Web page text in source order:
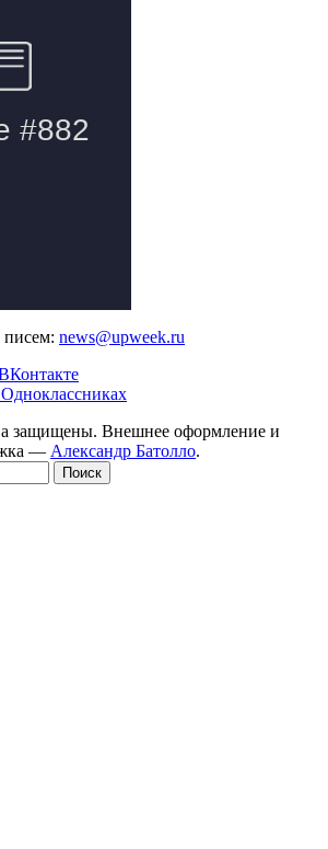
писем: news@upweek.ru
защищены. Внешнее оформление и
— Александр Батолло.